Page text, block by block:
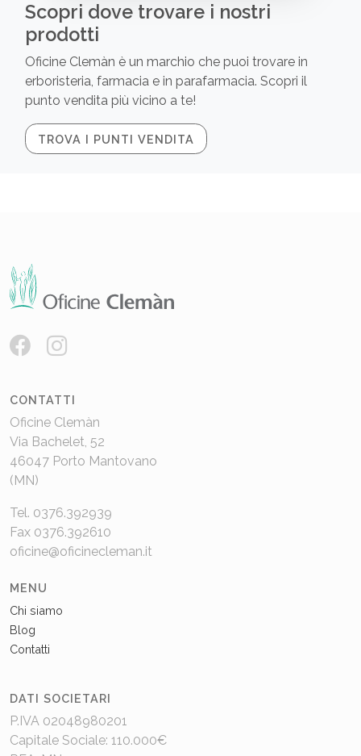
Scopri dove trovare i nostri
prodotti
Oficine Clemàn è un marchio che puoi trovare in
erboristeria, farmacia e in parafarmacia. Scopri il
punto vendita più vicino a te!
TROVA I PUNTI VENDITA
CONTATTI
Oficine Clemàn
Via Bachelet, 52
46047 Porto Mantovano
(MN)
Tel. 0376.392939
Fax 0376.392610
oficine@oficinecleman.it
MENU
Chi siamo
Blog
Contatti
DATI SOCIETARI
P.IVA 02048980201
Capitale Sociale: 110.000€